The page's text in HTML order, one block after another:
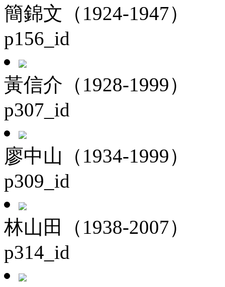
簡錦文（1924-1947）
p156_id
黃信介（1928-1999）
p307_id
廖中山（1934-1999）
p309_id
林山田（1938-2007）
p314_id